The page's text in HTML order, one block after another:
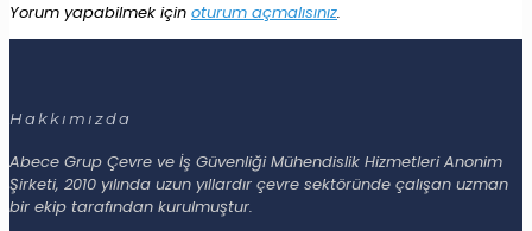
Yorum yapabilmek için oturum açmalısınız.
Hakkımızda
Abece Grup Çevre ve İş Güvenliği Mühendislik Hizmetleri Anonim
Şirketi, 2010 yılında uzun yıllardır çevre sektöründe çalışan uzman
bir ekip tarafından kurulmuştur.